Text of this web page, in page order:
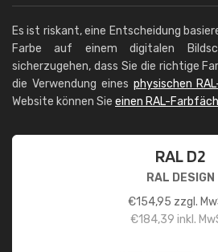
Es ist riskant, eine Entscheidung
Farbe auf einem digitalen
sicherzugehen, dass Sie die richtige
die Verwendung eines physischen
Website können Sie einen RAL-
RAL D2
RAL DESIGN
€154,95 zzgl.
€184,39 inkl.